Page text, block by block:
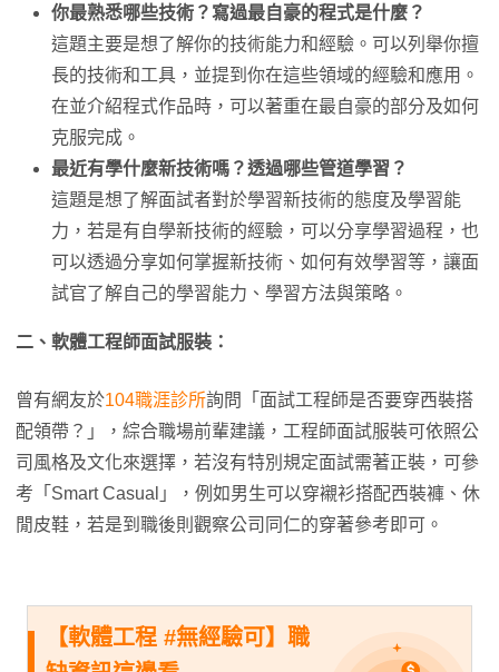
你最熟悉哪些技術？寫過最自豪的程式是什麼？
這題主要是想了解你的技術能力和經驗。可以列舉你擅
長的技術和工具，並提到你在這些領域的經驗和應用。
在並介紹程式作品時，可以著重在最自豪的部分及如何
克服完成。
最近有學什麼新技術嗎？透過哪些管道學習？
這題是想了解面試者對於學習新技術的態度及學習能
力，若是有自學新技術的經驗，可以分享學習過程，也
可以透過分享如何掌握新技術、如何有效學習等，讓面
試官了解自己的學習能力、學習方法與策略。
二、軟體工程師面試服裝：
曾有網友於104職涯診所詢問「面試工程師是否要穿西裝搭
配領帶？」，綜合職場前輩建議，工程師面試服裝可依照公
司風格及文化來選擇，若沒有特別規定面試需著正裝，可參
考「Smart Casual」，例如男生可以穿襯衫搭配西裝褲、休
閒皮鞋，若是到職後則觀察公司同仁的穿著參考即可。
【軟體工程 #無經驗可】職